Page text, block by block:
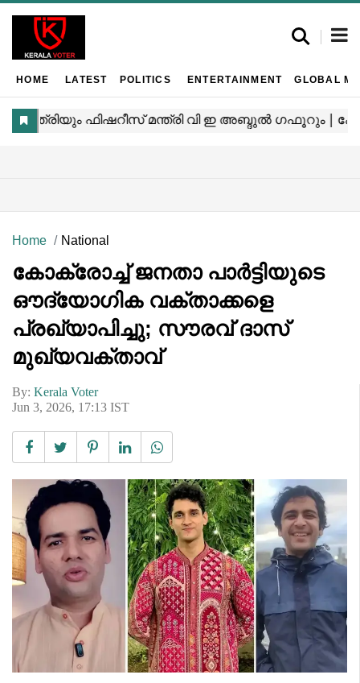
HOME LATEST POLITICS ENTERTAINMENT GLOBAL
Home National
കോക്രോച്ച് ജനതാ പാർട്ടിയുടെ
ഔദ്യോഗിക വക്താക്കളെ
പ്രഖ്യാപിച്ചു; സൗരവ് ദാസ്
മുഖ്യവക്താവ്
By: Kerala Voter
Jun 3, 2026, 17:13 IST